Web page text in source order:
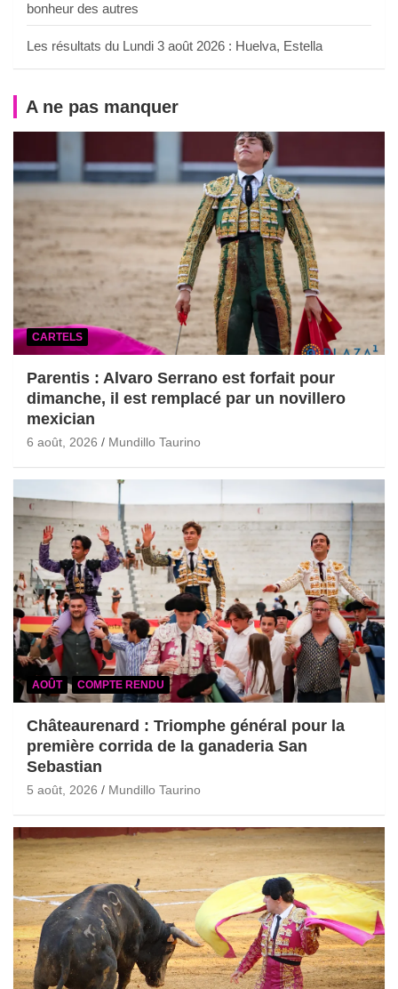
bonheur des autres
Les résultats du Lundi 3 août 2026 : Huelva, Estella
A ne pas manquer
CARTELS
Parentis : Alvaro Serrano est forfait pour
dimanche, il est remplacé par un novillero
mexician
6 août, 2026 Mundillo Taurino
AOÛT COMPTE RENDU
Châteaurenard : Triomphe général pour la
première corrida de la ganaderia San
Sebastian
5 août, 2026 Mundillo Taurino